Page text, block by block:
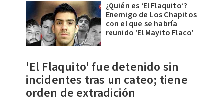
¿Quién es ‘El Flaquito’?
Enemigo de Los Chapitos
con el que se habría
reunido 'El Mayito Flaco'
'El Flaquito' fue detenido sin
incidentes tras un cateo; tiene
orden de extradición